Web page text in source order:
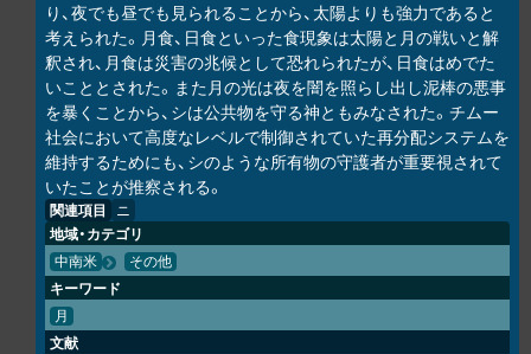
り、夜でも昼でも見られることから、太陽よりも強力であると
考えられた。月食、日食といった食現象は太陽と月の戦いと解
釈され、月食は災害の兆候として恐れられたが、日食はめでた
いこととされた。また月の光は夜を闇を照らし出し泥棒の悪事
を暴くことから、シは公共物を守る神ともみなされた。チムー
社会において高度なレベルで制御されていた再分配システムを
維持するためにも、シのような所有物の守護者が重要視されて
いたことが推察される。
関連項目 ニ
地域・カテゴリ
中南米 その他
キーワード
月
文献